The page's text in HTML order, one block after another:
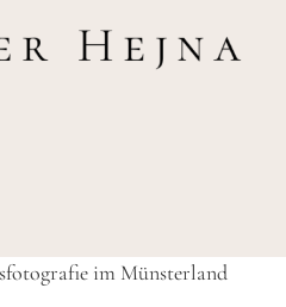
im Münsterland